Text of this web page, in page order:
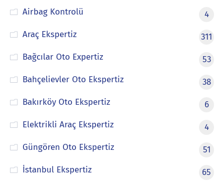
Airbag Kontrolü
4
Araç Ekspertiz
311
Bağcılar Oto Expertiz
53
Bahçelievler Oto Ekspertiz
38
Bakırköy Oto Ekspertiz
6
Elektrikli Araç Ekspertiz
4
Güngören Oto Ekspertiz
51
İstanbul Ekspertiz
65